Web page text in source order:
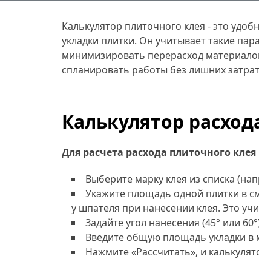
Калькулятор плиточного клея - это
укладки плитки. Он учитывает такие
минимизировать перерасход
спланировать работы без лишних
Калькулятор
Для расчета расхода плиточного клея
Выберите марку клея из списка
Укажите площадь одной плитки в
у шпателя при нанесении клея. Это
Задайте угол нанесения (45° или
Введите общую площадь укладки в
Нажмите «Рассчитать», и